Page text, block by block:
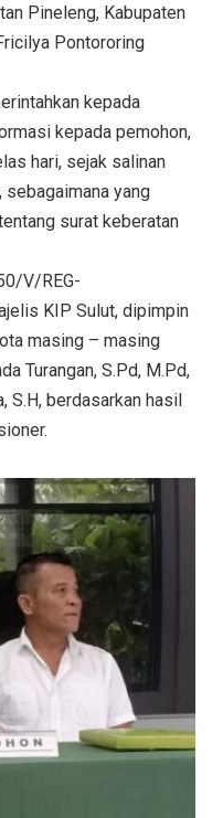
Pineleng, Kabupaten
Pontororing
kepada
kepada pemohon,
hari, sejak salinan
yang
surat keberatan
V/REG-
KIP Sulut, dipimpin
masing – masing
Turangan, S.Pd, M.Pd,
S.H, berdasarkan hasil